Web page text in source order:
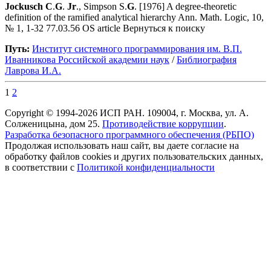
Jockusch C.G. Jr., Simpson S.G. [1976] A degree-theoretic
definition of the ramified analytical hierarchy Ann. Math. Logic, 10,
№ 1, 1-32 77.03.56 OS article Вернуться к поиску
Путь: Институт системного программирования им. В.П.
Иванникова Роcсийской академии наук /Библиография
Лаврова И.А.
1 2
Copyright © 1994-2026 ИСП РАН. 109004, г. Москва, ул. А.
Солженицына, дом 25. Противодействие коррупции.
Разработка безопасного программного обеспечения (РБПО)
Продолжая использовать наш сайт, вы даете согласие на
обработку файлов cookies и других пользовательских данных,
в соответствии с Политикой конфиденциальности